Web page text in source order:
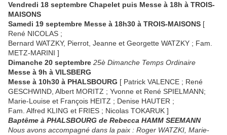
Vendredi 18 septembre Chapelet puis Messe à 18h à TROIS-
MAISONS
Samedi 19 septembre Messe à 18h30 à TROIS-MAISONS [
René NICOLAS ;
Bernard WATZKY, Pierrot, Jeanne et Georgette WATZKY ; Fam.
METZ-MARINI ]
Dimanche 20 septembre 25è Dimanche Temps Ordinaire
Messe à 9h à VILSBERG
Messe à 10h30 à PHALSBOURG [ Patrick VALENCE ; René
GESCHWIND, Albert MORITZ ; Yvonne et René SPIELMANN;
Marie-Louise et François HEITZ ; Denise HAUTER ;
Fam. Alfred KLING et FRIES ; Nicolas TOKARUK ]
Baptême à PHALSBOURG de Rebecca HAMM SEEMANN
Nous avons accompagné dans la paix : Roger WATZKI, Marie-